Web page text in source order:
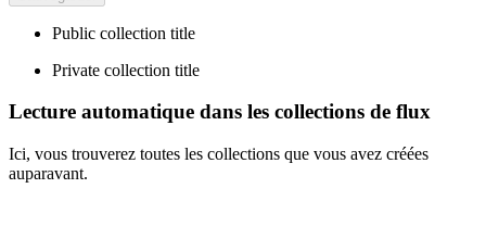
Public collection title
Private collection title
Lecture automatique dans les collections de flux
Ici, vous trouverez toutes les collections que vous avez créées
auparavant.